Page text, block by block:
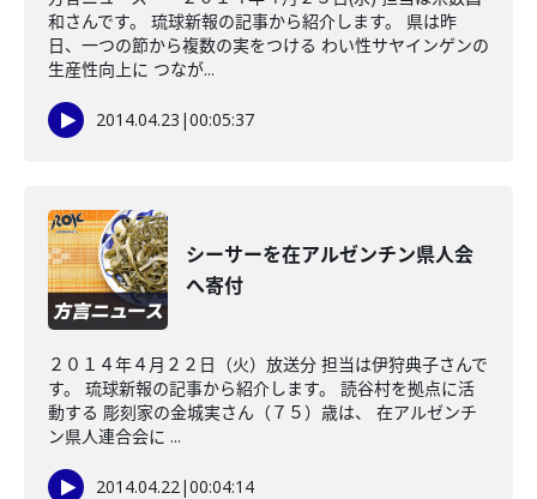
和さんです。 琉球新報の記事から紹介します。 県は昨
日、一つの節から複数の実をつける わい性サヤインゲンの
生産性向上に つなが...
2014.04.23 |00:05:37
シーサーを在アルゼンチン県人会
へ寄付
２０１４年４月２２日（火）放送分 担当は伊狩典子さんで
す。 琉球新報の記事から紹介します。 読谷村を拠点に活
動する 彫刻家の金城実さん（７５）歳は、 在アルゼンチ
ン県人連合会に ...
2014.04.22|00:04:14